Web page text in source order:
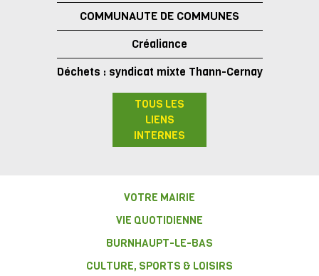
COMMUNAUTE DE COMMUNES
Créaliance
Déchets : syndicat mixte Thann-Cernay
TOUS LES
LIENS
INTERNES
VOTRE MAIRIE
VIE QUOTIDIENNE
BURNHAUPT-LE-BAS
CULTURE, SPORTS & LOISIRS